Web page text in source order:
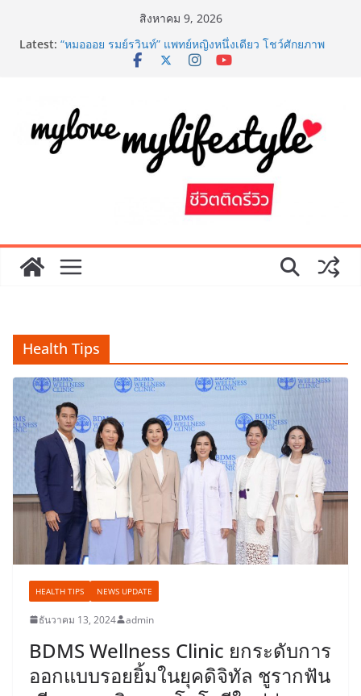
สิงหาคม 9, 2026
Latest: “หมอออย รมย์รวินท์” แพทย์หญิงหนึ่งเดียว โชว์ศักยภาพ
การแพทย์ไทย ในงานประชุมวิชาการ 8th SMART ตอกย้ำ
“Rise of the Tenth Lord” เปิดสงครามกิลด์ข้ามประเทศ
ฉลองเซิร์ฟเวอร์ใหม่ เฮเลนา
สถาบันเทคโนโลยีไทย-ญี่ปุ่น (TNI: Thai-Nichi) ฉลองครบ
รอบ 19ปี จัดงาน “TNI Day 2026” ประกาศความเป็นผู้นำ
ด้านสถาบันการศึกษา ที่มุ่งมั่น พร้อมพัฒนาและปรับปรุง
PIPPER STANDARD® เปิดตัวแชมพูอาบน้ำ และ โฟมอาบ
เริ่มแล้ว! อ.ต.ก.แฟร์ 4 ภาค @ภาคกลาง “มนต์เสน่ห์เกษตร
ไทย สู่ใจกลางมหานคร” ชวนชิม ช้อป สินค้าเกษตร
Health Tips
HEALTH TIPS NEWS UPDATE
ธันวาคม 13, 2024 admin
BDMS Wellness Clinic ยกระดับการ
ออกแบบรอยยิ้มในยุคดิจิทัล ชูรากฟัน